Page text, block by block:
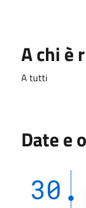
A chi è
A tutti
Date e
30